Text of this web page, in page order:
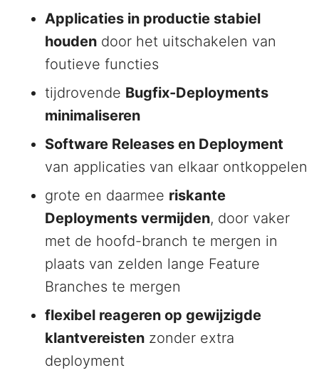
Applicaties in productie stabiel
houden door het uitschakelen van
foutieve functies
tijdrovende Bugfix-Deployments
minimaliseren
Software Releases en Deployment
van applicaties van elkaar ontkoppelen
grote en daarmee riskante
Deployments vermijden, door vaker
met de hoofd-branch te mergen in
plaats van zelden lange Feature
Branches te mergen
flexibel reageren op gewijzigde
klantvereisten zonder extra
deployment